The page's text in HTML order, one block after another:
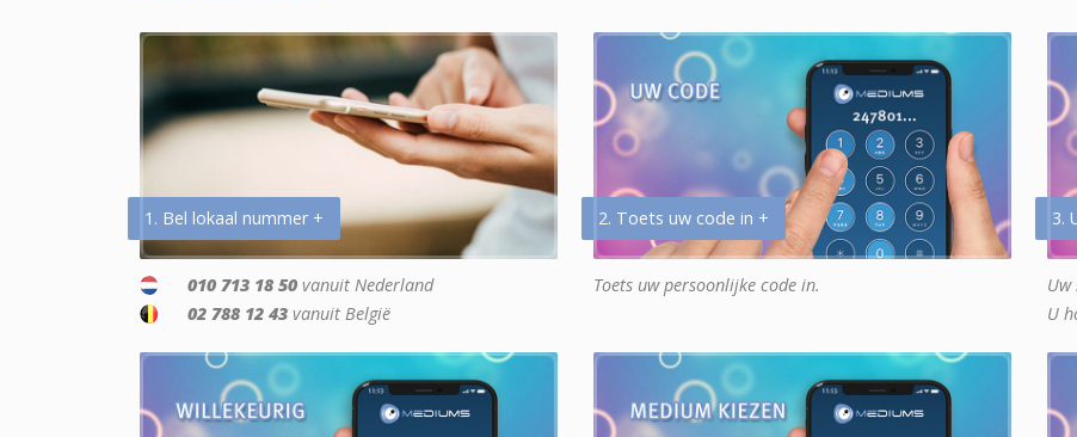
1. Bel lokaal nummer +
010 713 18 50 vanuit Nederland
02 788 12 43 vanuit België
2. Toets uw code in +
Toets uw persoonlijke code in.
3.
Uw
U